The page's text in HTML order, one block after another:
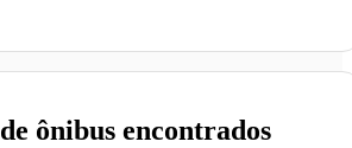
de ônibus encontrados